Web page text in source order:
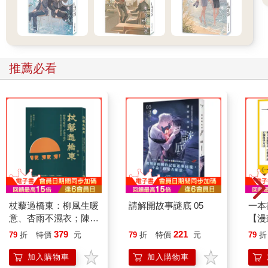
推薦必看
杖藜過橋東：柳風生暖
意、杏雨不濕衣；陳亮
恭談以心轉境的適齡漫
79 折 特價 379 元
加入購物車
請解開故事謎底 05
79 折 特價 221 元
加入購物車
一
【
行
「
79 折